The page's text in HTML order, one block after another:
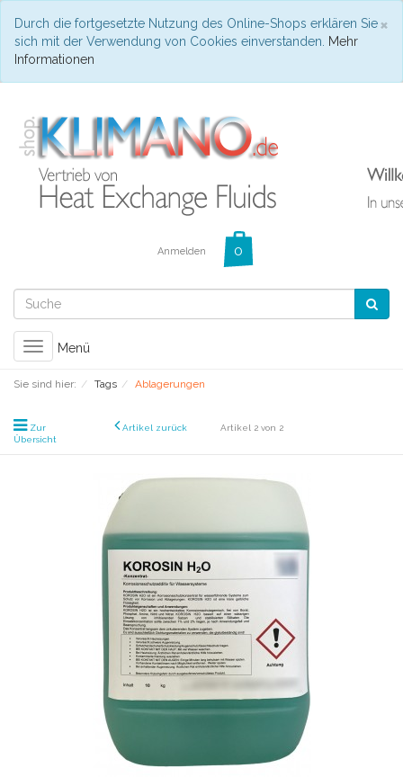
×
Durch die fortgesetzte Nutzung des Online-Shops erklären Sie
sich mit der Verwendung von Cookies einverstanden.
Mehr
Informationen
Anmelden
Toggle
navigation
Menü
Sie sind hier: Tags Ablagerungen
Zur
Übersicht
Artikel zurück Artikel 2 von 2